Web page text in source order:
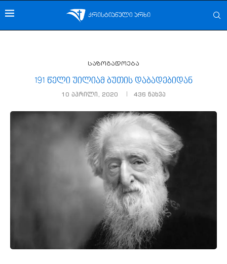
საზოგადოება
191 წელი უილიამ ბუთის დაბადებიდან
10 აპრილი, 2020 436 ნახვა